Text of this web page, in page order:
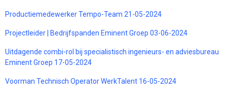
Productiemedewerker Tempo-Team 21-05-2024
Projectleider | Bedrijfspanden Eminent Groep 03-06-2024
Uitdagende combi-rol bij specialistisch ingenieurs- en adviesbureau
Eminent Groep 17-05-2024
Voorman Technisch Operator WerkTalent 16-05-2024